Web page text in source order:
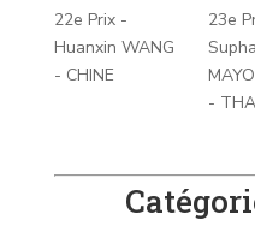
22e Prix -
Huanxin WANG
- CHINE
23e
-